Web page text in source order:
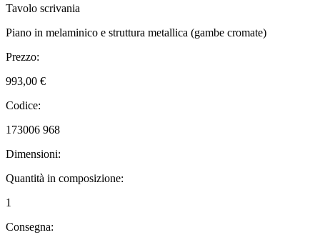
Tavolo scrivania
Piano in melaminico e struttura metallica (gambe cromate)
Prezzo:
993,00 €
Codice:
173006 968
Dimensioni:
Quantità in composizione:
1
Consegna: